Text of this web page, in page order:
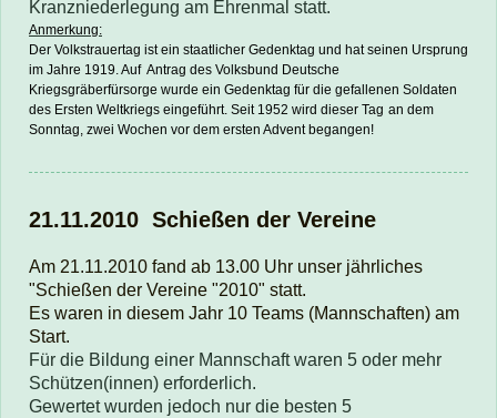
Kranzniederlegung am Ehrenmal statt.
Anmerkung:
Der Volkstrauertag ist ein staatlicher Gedenktag und hat seinen Ursprung
im Jahre 1919. Auf Antrag des Volksbund Deutsche
Kriegsgräberfürsorge wurde ein Gedenktag für die gefallenen Soldaten
des Ersten Weltkriegs eingeführt. Seit 1952 wird dieser Tag an dem
Sonntag, zwei Wochen vor dem ersten Advent begangen!
21.11.2010 Schießen der Vereine
Am 21.11.2010 fand ab 13.00 Uhr unser jährliches
"Schießen der Vereine "2010" statt.
Es waren in diesem Jahr 10 Teams (Mannschaften) am
Start.
Für die Bildung einer Mannschaft waren 5 oder mehr
Schützen(innen) erforderlich.
Gewertet wurden jedoch nur die besten 5